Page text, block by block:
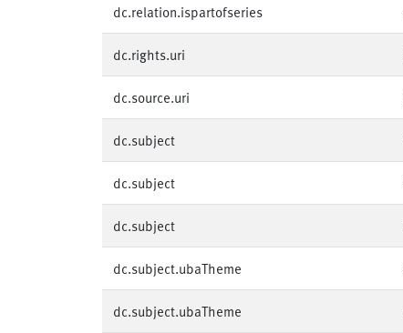
dc.relation.ispartofseries
dc.rights.uri
dc.source.uri
dc.subject
dc.subject
dc.subject
dc.subject.ubaTheme
dc.subject.ubaTheme